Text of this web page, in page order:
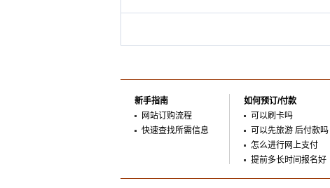
新手指南
网站订购流程
快速查找所需信息
如何预订/付款
可以刷卡吗
可以先旅游 后付款吗
怎么进行网上支付
提前多长时间报名好